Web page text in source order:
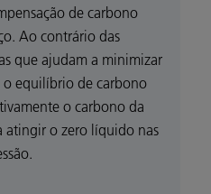
de carbono
Ao contrário das
que ajudam a minimizar
o equilíbrio de carbono
o carbono da
atingir o zero líquido nas